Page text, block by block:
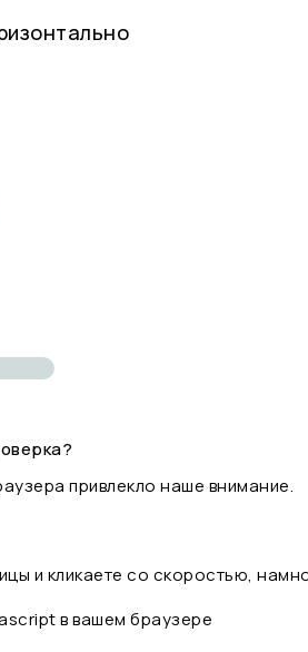
привлекло наше внимание.
и кликаете со скоростью,
в вашем браузере